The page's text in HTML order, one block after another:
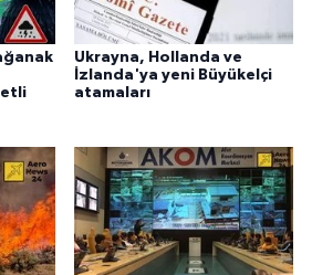
Ukrayna, Hollanda ve
İzlanda'ya yeni Büyükelçi
atamaları